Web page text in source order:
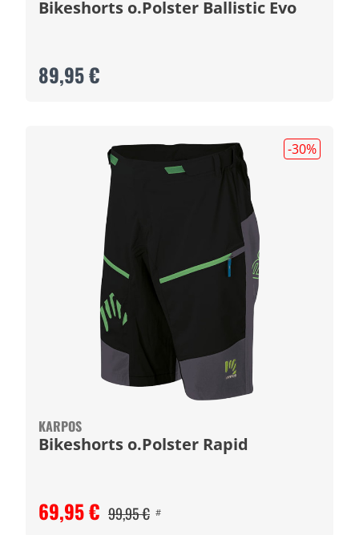
Bikeshorts o.Polster Ballistic Evo
89,95 €
-30%
KARPOS
Bikeshorts o.Polster Rapid
69,95 € 99,95 € #